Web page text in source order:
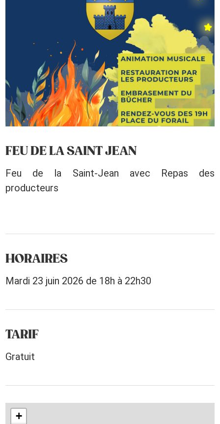
FEU DE LA SAINT JEAN
Feu de la Saint-Jean avec Repas des
producteurs
HORAIRES
Mardi 23 juin 2026 de 18h à 22h30
TARIF
Gratuit
+